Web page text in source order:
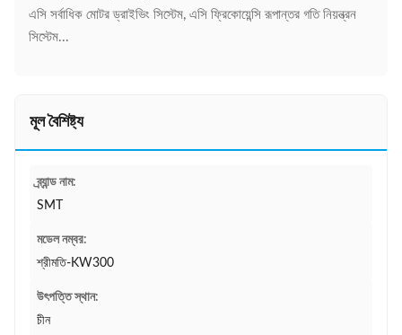
এসি সর্বাধিক মোটর ড্রাইভিং সিস্টেম, এসি ফ্রিকোয়েন্সি রূপান্তর গতি নিয়ন্ত্রন
সিস্টেম...
মূল বৈশিষ্ট্য
ব্র্যান্ড নাম:
SMT
মডেল নম্বর:
শ্রীমতি-KW300
উৎপত্তি স্থান:
চীন